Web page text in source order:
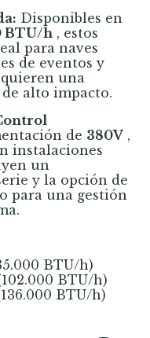
Disponibles en
BTU/h , estos
para naves
de eventos y
una
alto impacto.
de 380V ,
instalaciones
un
y la opción de
para una gestión
BTU/h)
BTU/h)
BTU/h)